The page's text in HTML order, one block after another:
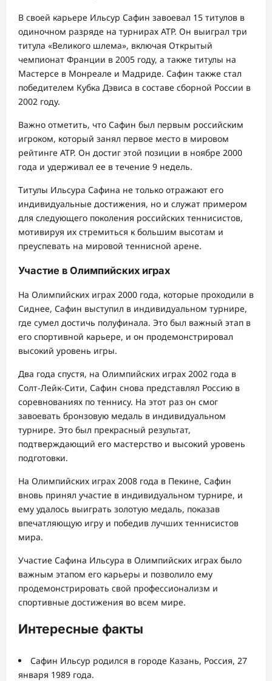
В своей карьере Ильсур Сафин завоевал 15 титулов в
одиночном разряде на турнирах ATP. Он выиграл три
титула «Великого шлема», включая Открытый
чемпионат Франции в 2005 году, а также титулы на
Мастерсе в Монреале и Мадриде. Сафин также стал
победителем Кубка Дэвиса в составе сборной России в
2002 году.
Важно отметить, что Сафин был первым российским
игроком, который занял первое место в мировом
рейтинге ATP. Он достиг этой позиции в ноябре 2000
года и удерживал ее в течение 9 недель.
Титулы Ильсура Сафина не только отражают его
индивидуальные достижения, но и служат примером
для следующего поколения российских теннисистов,
мотивируя их стремиться к большим высотам и
преуспевать на мировой теннисной арене.
Участие в Олимпийских играх
На Олимпийских играх 2000 года, которые проходили в
Сиднее, Сафин выступил в индивидуальном турнире,
где сумел достичь полуфинала. Это был важный этап в
его спортивной карьере, и он продемонстрировал
высокий уровень игры.
Два года спустя, на Олимпийских играх 2002 года в
Солт-Лейк-Сити, Сафин снова представлял Россию в
соревнованиях по теннису. На этот раз он смог
завоевать бронзовую медаль в индивидуальном
турнире. Это был прекрасный результат,
подтверждающий его мастерство и высокий уровень
подготовки.
На Олимпийских играх 2008 года в Пекине, Сафин
вновь принял участие в индивидуальном турнире, и
ему удалось выиграть золотую медаль, показав
впечатляющую игру и победив лучших теннисистов
мира.
Участие Сафина Ильсура в Олимпийских играх было
важным этапом его карьеры и позволило ему
продемонстрировать свой профессионализм и
спортивные достижения во всем мире.
Интересные факты
Сафин Ильсур родился в городе Казань, Россия, 27
января 1989 года.